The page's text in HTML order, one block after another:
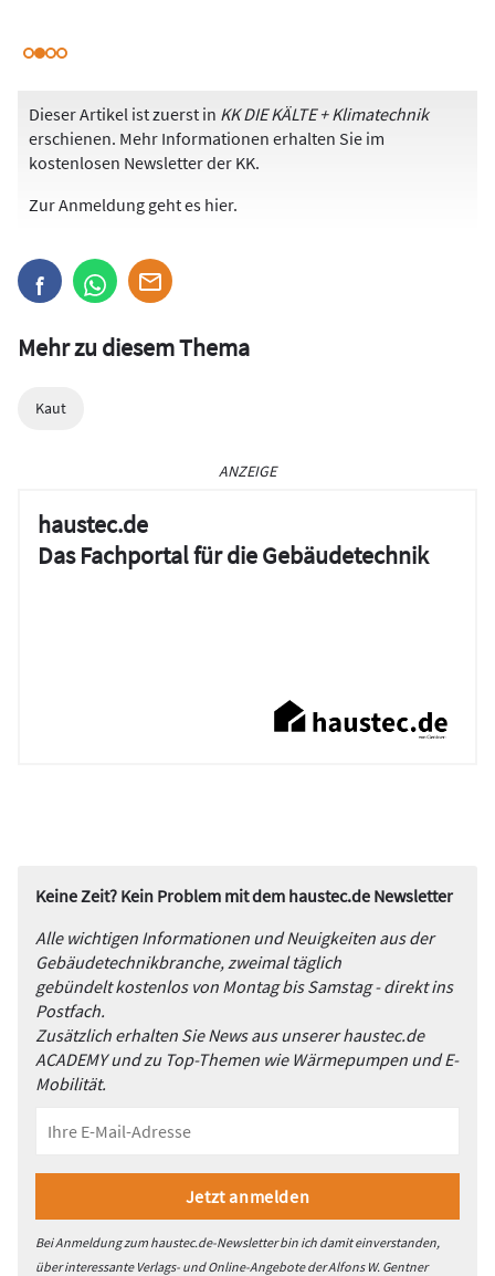
Dieser Artikel ist zuerst in KK DIE KÄLTE + Klimatechnik
erschienen. Mehr Informationen erhalten Sie im
kostenlosen Newsletter der KK.
Zur Anmeldung geht es hier.
Mehr zu diesem Thema
Kaut
ANZEIGE
haustec.de
Das Fachportal für die Gebäudetechnik
Keine Zeit? Kein Problem mit dem haustec.de Newsletter
Alle wichtigen Informationen und Neuigkeiten aus der
Gebäudetechnikbranche, zweimal täglich
gebündelt kostenlos von Montag bis Samstag - direkt ins
Postfach.
Zusätzlich erhalten Sie News aus unserer haustec.de
ACADEMY und zu Top-Themen wie Wärmepumpen und E-
Mobilität.
Bei Anmeldung zum haustec.de-Newsletter bin ich damit einverstanden,
über interessante Verlags- und Online-Angebote der Alfons W. Gentner